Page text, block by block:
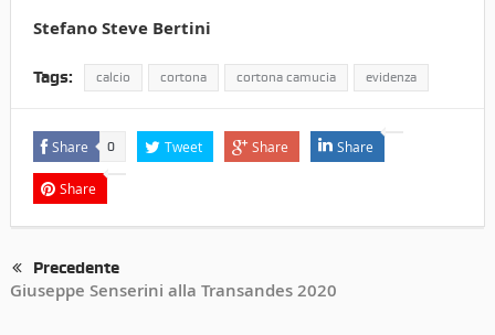
Stefano Steve Bertini
Tags: calcio cortona cortona camucia evidenza
Share 0 Tweet Share Share
Share
Precedente
Giuseppe Senserini alla Transandes 2020